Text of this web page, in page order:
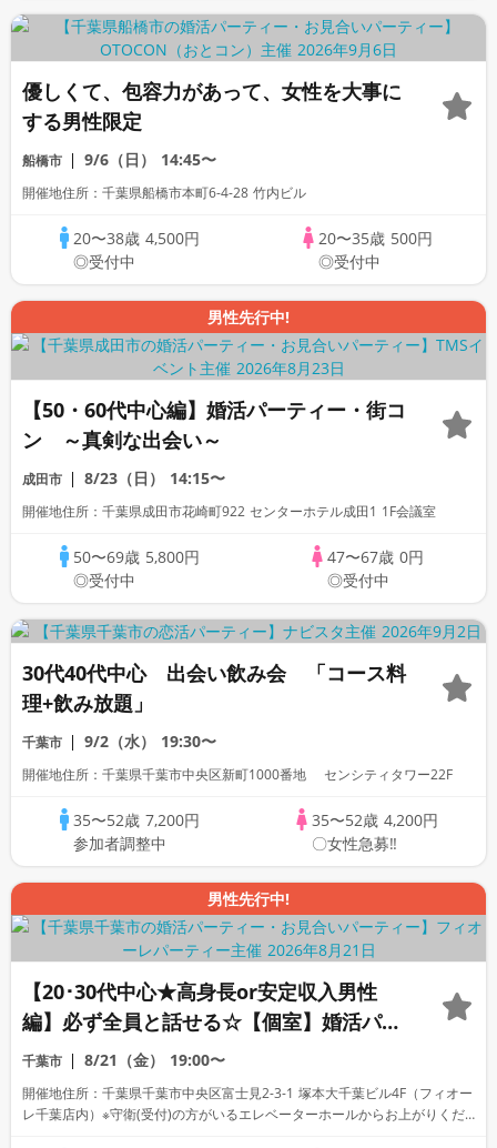
優しくて、包容力があって、女性を大事に
する男性限定
船橋市 9/6（日） 14:45〜
開催地住所：千葉県船橋市本町6-4-28 竹内ビル
20〜38歳 4,500円
◎受付中
20〜35歳 500円
◎受付中
男性先行中!
【50・60代中心編】婚活パーティー・街コ
ン ～真剣な出会い～
成田市 8/23（日） 14:15〜
開催地住所：千葉県成田市花崎町922 センターホテル成田1 1F会議室
50〜69歳 5,800円
◎受付中
47〜67歳 0円
◎受付中
30代40代中心 出会い飲み会 「コース料
理+飲み放題」
千葉市 9/2（水） 19:30〜
開催地住所：千葉県千葉市中央区新町1000番地 センシティタワー22F
35〜52歳 7,200円
参加者調整中
35〜52歳 4,200円
〇女性急募‼
男性先行中!
【20･30代中心★高身長or安定収入男性
編】必ず全員と話せる☆【個室】婚活パー
ティー～真剣な出会い～
千葉市 8/21（金） 19:00〜
開催地住所：千葉県千葉市中央区富士見2-3-1 塚本大千葉ビル4F（フィオー
レ千葉店内）※守衛(受付)の方がいるエレベーターホールからお上がりくだ